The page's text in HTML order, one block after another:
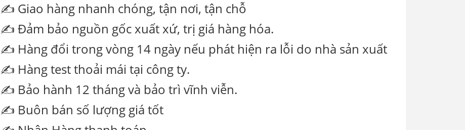
✍ Giao hàng nhanh chóng, tận nơi, tận chỗ
✍ Đảm bảo nguồn gốc xuất xứ, trị giá hàng hóa.
✍ Hàng đổi trong vòng 14 ngày nếu phát hiện ra lỗi do nhà sản xuất
✍ Hàng test thoải mái tại công ty.
✍ Bảo hành 12 tháng và bảo trì vĩnh viễn.
✍ Buôn bán số lượng giá tốt